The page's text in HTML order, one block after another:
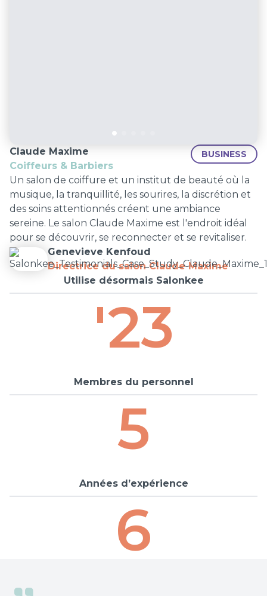
Claude Maxime
Coiffeurs & Barbiers
BUSINESS
Un salon de coiffure et un institut de beauté où la
musique, la tranquillité, les sourires, la discrétion et
des soins attentionnés créent une ambiance
sereine. Le salon Claude Maxime est l'endroit idéal
pour se découvrir, se reconnecter et se revitaliser.
Genevieve Kenfoud
Directrice du salon Claude Maxime
Utilise désormais Salonkee
'23
Membres du personnel
5
Années d’expérience
6